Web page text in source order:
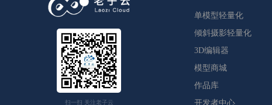
扫一扫 关注老子云
单模型轻量化
倾斜摄影轻量化
3D编辑器
模型商城
作品库
开发者中心